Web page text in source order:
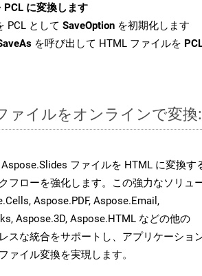
に変換します
PCL として SaveOption を初期化します
を呼び出して HTML ファイルを
ァイルをオンラインで変
ファイルを HTML に変換す
フローを強化します。この強力なソリュ
Aspose.PDF, Aspose.Email,
Aspose.3D, Aspose.HTML などの他の
スな統合をサポートし、アプリケーショ
ァイル変換を実現します。